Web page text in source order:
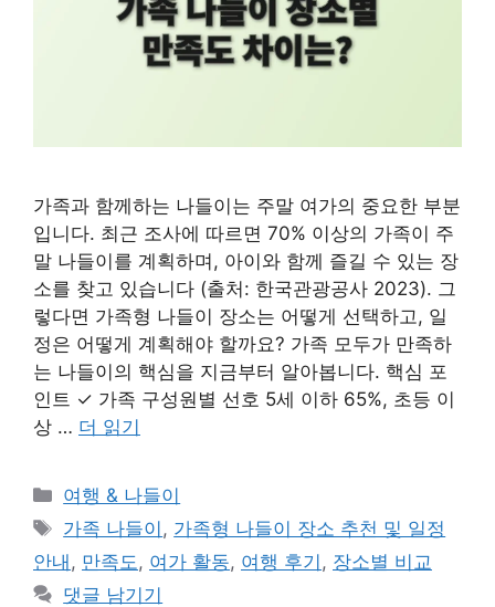
가족과 함께하는 나들이는 주말 여가의 중요한 부분
입니다. 최근 조사에 따르면 70% 이상의 가족이 주
말 나들이를 계획하며, 아이와 함께 즐길 수 있는 장
소를 찾고 있습니다 (출처: 한국관광공사 2023). 그
렇다면 가족형 나들이 장소는 어떻게 선택하고, 일
정은 어떻게 계획해야 할까요? 가족 모두가 만족하
는 나들이의 핵심을 지금부터 알아봅니다. 핵심 포
인트 ✓ 가족 구성원별 선호 5세 이하 65%, 초등 이
상 … 더 읽기
카
테
고
리
여행 & 나들이
태
그
가족 나들이 , 가족형 나들이 장소 추천 및 일정
안내 , 만족도 , 여가 활동, 여행 후기 , 장소별 비교
댓글 남기기